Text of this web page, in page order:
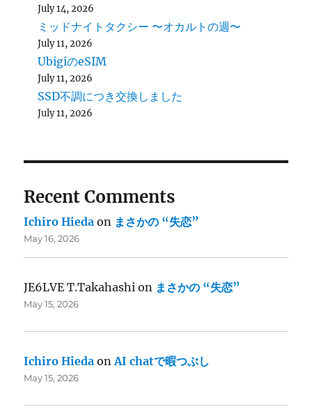
July 14, 2026
ミッドナイトタクシー 〜オカルトの週〜
July 11, 2026
UbigiのeSIM
July 11, 2026
SSD不調につき交換しました
July 11, 2026
Recent Comments
Ichiro Hieda on まさかの “失恋”
May 16, 2026
JE6LVE T.Takahashi on まさかの “失恋”
May 15, 2026
Ichiro Hieda onAI chatで暇つぶし
May 15, 2026